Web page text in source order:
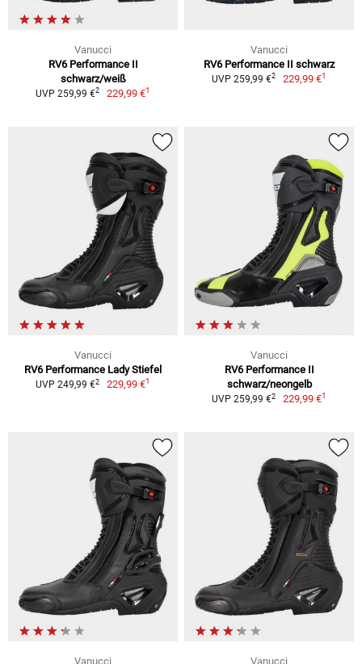
Vanucci
RV6 Performance II
schwarz/weiß
UVP 259,99 €2 229,99 €1
Vanucci
RV6 Performance II schwarz
UVP 259,99 €2 229,99 €1
Vanucci
RV6 Performance Lady Stiefel
UVP 249,99 €2 229,99 €1
Vanucci
RV6 Performance II
schwarz/neongelb
UVP 259,99 €2 229,99 €1
Vanucci Vanucci